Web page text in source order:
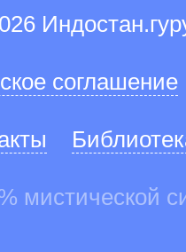
соглашение
мистической